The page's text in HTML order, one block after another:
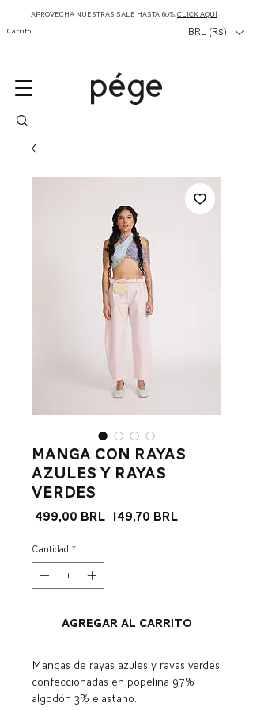
Carrito
APROVECHA NUESTRAS SALE HASTA 60%,CLICK AQUÍ
BRL (R$)
Manga con rayas
azules y rayas
verdes
499,00 BRL Precio
149,70 BRLPrecio
Cantidad *
Agregar al carrito
Mangas de rayas azules y rayas verdes
confeccionadas en popelina 97%
algodón 3% elastano.